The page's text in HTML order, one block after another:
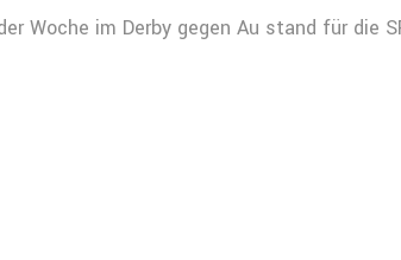
Woche im Derby gegen Au stand für die